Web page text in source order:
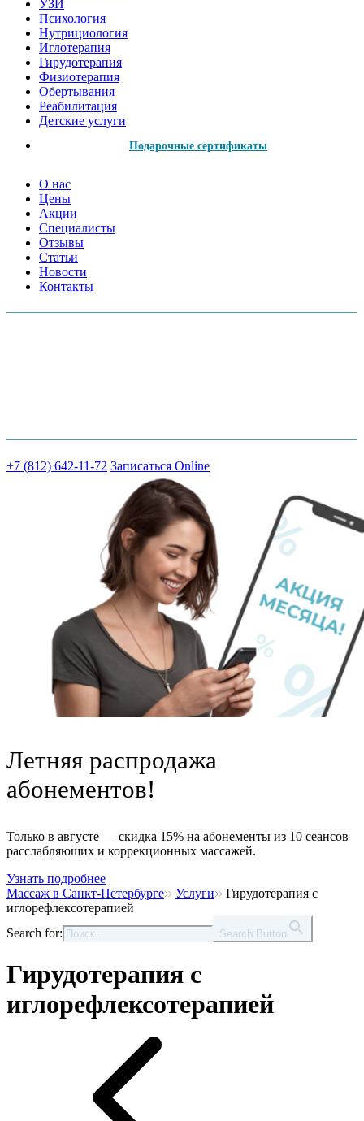
УЗИ
Психология
Нутрициология
Иглотерапия
Гирудотерапия
Физиотерапия
Обертывания
Реабилитация
Детские услуги
Подарочные сертификаты
О нас
Цены
Акции
Специалисты
Отзывы
Статьи
Новости
Контакты
+7 (812) 642-11-72 Записаться Online
Летняя распродажа
абонементов!
Только в августе — скидка 15% на абонементы из 10 сеансов
расслабляющих и коррекционных массажей.
Узнать подробнее
Массаж в Санкт-Петербурге
Услуги
Гирудотерапия с
иглорефлексотерапией
Search for:
Search Button
Гирудотерапия с
иглорефлексотерапией